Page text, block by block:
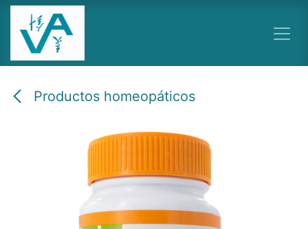
Ir al contenido
Productos homeopáticos